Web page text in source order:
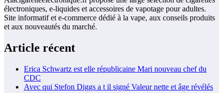
électroniques, e-liquides et accessoires de vapotage pour adultes.
Site informatif et e-commerce dédié à la vape, aux conseils produits
et aux nouveautés du marché.
Article récent
Erica Schwartz est elle républicaine Mari nouveau chef du
CDC
Avec qui Stefon Diggs a t il signé Valeur nette et âge révélés